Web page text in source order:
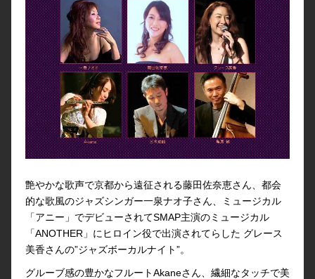
艶やかな歌声で京都から遠征される藤田佐奈恵さん、都会
的な歌風のジャズシンガー一泉ナオ子さん、ミュージカル
「アニー」でデビューされてSMAP主演のミュージカル
「ANOTHER」にヒロイン役で出演されてらした グレース
美香さんの”ジャズボーカルナイト”。
グルーブ感の豊かなフルートAkaneさん、繊細なタッチで美